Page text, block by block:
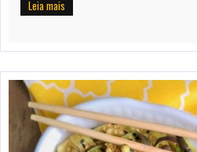
Leia mais